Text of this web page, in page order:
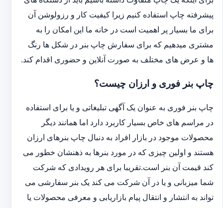
پیشرفته چاپ استفاده کنیم زیرا کیفیت کار و رزولوشن آن
برای ما بسیار پر اهمیت است در خانه ما این امکان را به
مشتری میدهیم که برای سفارش چاپ بنر در شکل ها رنگ
ها و عرض های مختلف به صورت آنلاین و حضوری اقدام کند.
چاپ بنر فوری و ارزان چیست؟
چاپ بنر فوری به عنوان یک آگهی تبلیغاتی و یا برای استفاده
در مراسم های خاص بسیار کاربرد دارد اما همانند دیگر
محصولات موجود در بازار افراد به دنبال چاپ بنرهای ارزان
هستند و اولین چیزی که در مورد بنرها به ذهنشان خطور می
کند قیمت آن بنر است.تقریبا برای هر رویدادی که شرکت
شما میزبانی و یا در آن شرکت می کند یک بنر سفارشی می
تواند به انتشار و انتقال پیام بازاریابی و معرفی محصولات یا